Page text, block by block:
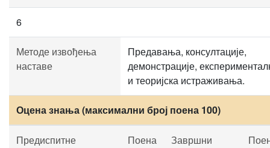
6
Методе извођења
наставе
Предавања, консултације,
демонстрације,
и теоријска истраживања.
Оцена знања (максимални број поена 100)
Предиспитне
Поена
Завршни